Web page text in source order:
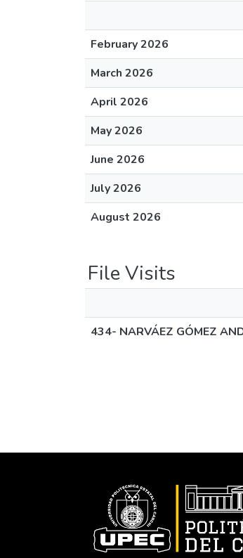
February 2026
March 2026
April 2026
May 2026
June 2026
July 2026
August 2026
File Visits
434- NARVÁEZ GÓMEZ